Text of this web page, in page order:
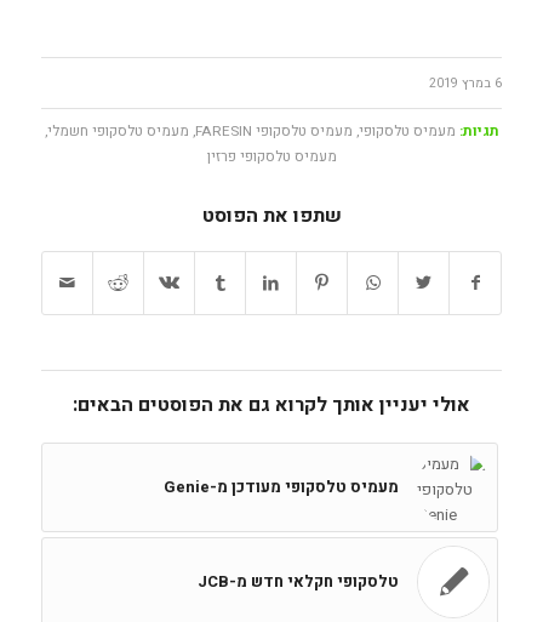
6 במרץ 2019
תגיות: מעמיס טלסקופי, מעמיס טלסקופי FARESIN , מעמיס טלסקופי חשמלי,
מעמיס טלסקופי פרזין
שתפו את הפוסט
אולי יעניין אותך לקרוא גם את הפוסטים הבאים:
מעמיס טלסקופי מעודכן מ-Genie
טלסקופי חקלאי חדש מ-JCB